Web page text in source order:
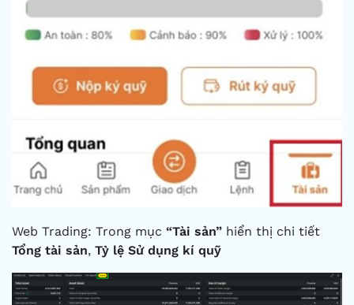
Web Trading: Trong mục “Tài sản” hiển thị chi tiết
Tổng tài sản, Tỷ lệ Sử dụng kí quỹ